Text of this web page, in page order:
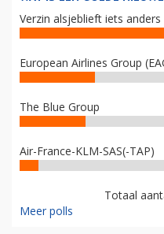
Verzin alsjeblieft iets anders
European Airlines Group
The Blue Group
Air-France-KLM-SAS(-TAP)
Totaal
Meer polls